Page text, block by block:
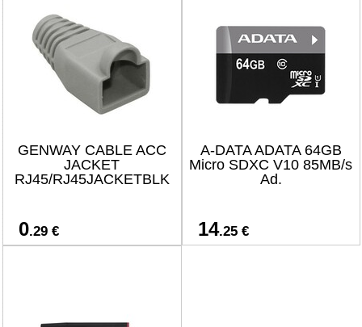
GENWAY CABLE ACC
JACKET
RJ45/RJ45JACKETBLK
0.29 €
A-DATA ADATA 64GB
Micro SDXC V10 85MB/s
Ad.
14.25 €